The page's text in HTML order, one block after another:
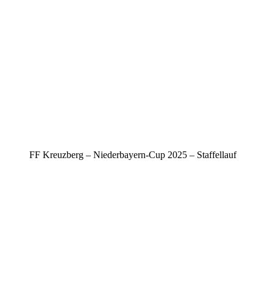
FF Kreuzberg – Niederbayern-Cup 2025 – Staffellauf